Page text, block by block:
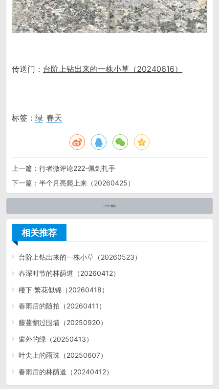
传送门： 台阶上钻出来的一株小草（20240616）
标签：绿 春天
上一篇：行者微评论222-佩剑扎手
下一篇：半个月亮爬上来（20260425）
相关推荐
台阶上钻出来的一株小草（20260523）
春深时节的林荫道（20260412）
楼下·繁花似锦（20260418）
春雨后的随拍（20260411）
藤蔓翻过围墙（20250920）
窗外的绿（20250413）
叶尖上的雨珠（20250607）
春雨后的林荫道（20240412）